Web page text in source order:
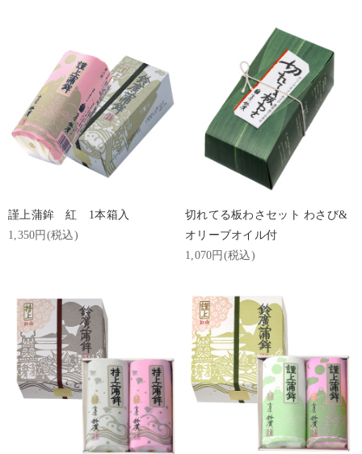
謹上蒲鉾 紅 1本箱入
1,350円(税込)
切れてる板わさセット わさび&
オリーブオイル付
1,070円(税込)